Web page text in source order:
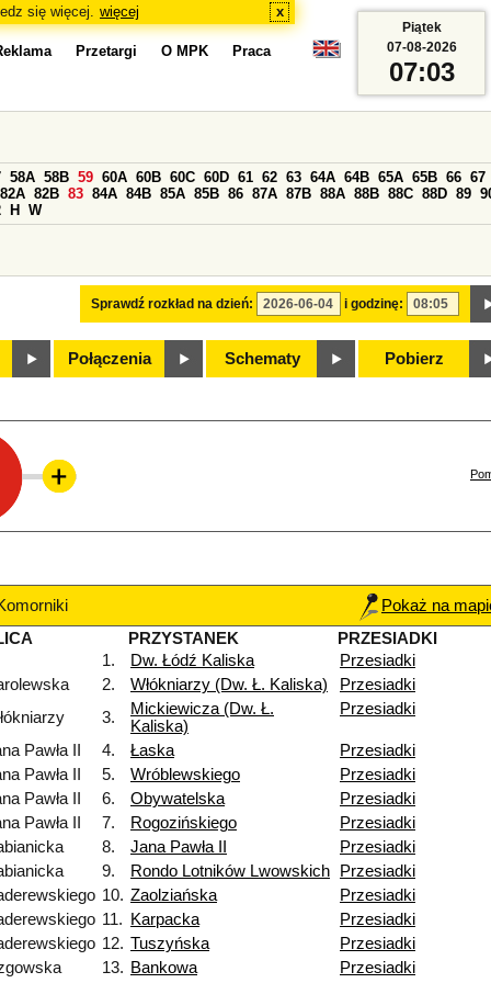
się więcej. więcej x
Przetargi O MPK Praca
Sprawdź rozkład na dzień: i godzinę:
58A 58B 59 60A 60B 60C 60D 61 62 63 64A 64B 65A 65B 66 67
82A 82B 83 84A 84B 85A 85B 86 87A 87B 88A 88B 88C 88D 89
H W
Połączenia Schematy Pobierz
Piątek
07-08-2026
07:03
Pokaż na
PRZYSTANEK
PRZESIADKI
1.
Dw. Łódź Kaliska
Przesiadki
2. Włókniarzy (Dw. Ł. Kaliska)
Przesiadki
3.
Mickiewicza (Dw. Ł.
Kaliska)
Przesiadki
Pawła II 4. Łaska
Przesiadki
Pawła II
5. Wróblewskiego
Przesiadki
Pawła II
6. Obywatelska
Przesiadki
Pawła II
7. Rogozińskiego
Przesiadki
8. Jana Pawła II
Przesiadki
9. Rondo Lotników Lwowskich
Przesiadki
10. Zaolziańska
Przesiadki
11. Karpacka
Przesiadki
12. Tuszyńska
Przesiadki
13. Bankowa Przesiadki